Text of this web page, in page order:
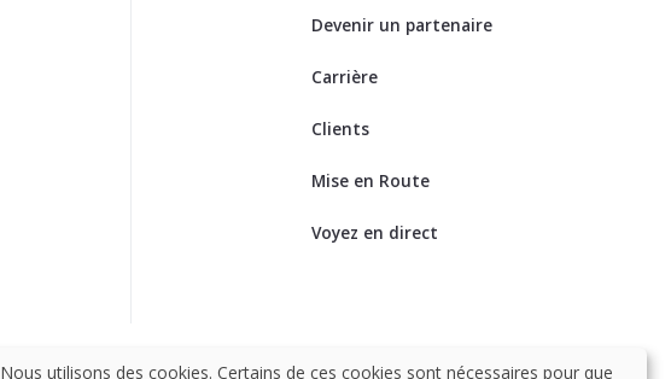
Devenir un partenaire
Carrière
Clients
Mise en Route
Voyez en direct
Nous utilisons des cookies. Certains de ces cookies sont nécessaires pour que